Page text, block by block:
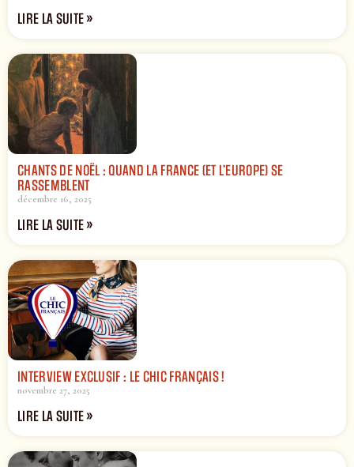
LIRE LA SUITE »
CHANTS DE NOËL : QUAND LA FRANCE (ET L’EUROPE) SE
RASSEMBLENT
décembre 16, 2025
LIRE LA SUITE »
INTERVIEW EXCLUSIF : LE CHIC FRANÇAIS !
novembre 27, 2025
LIRE LA SUITE »